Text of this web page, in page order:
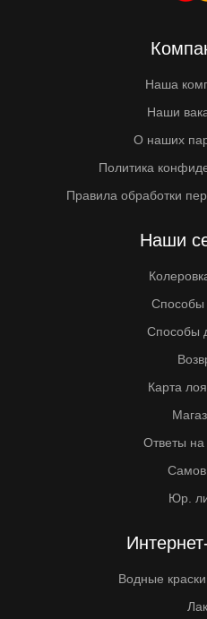
Наша
Наши
О наших
Политика
Правила обработки
Наши
Способы
Способы
Карта
Ответы
Юр.
Водные